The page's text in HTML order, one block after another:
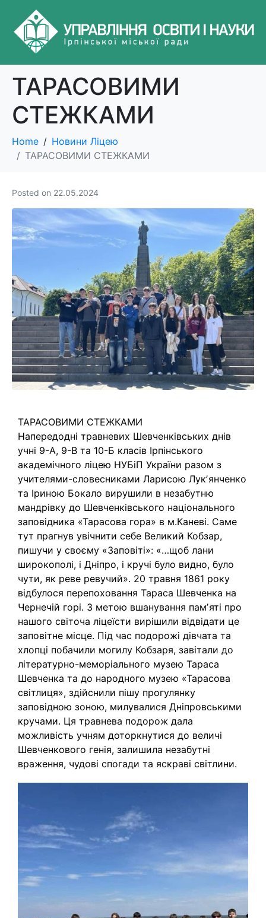
ТАРАСОВИМИ
СТЕЖКАМИ
Home
Новини Ліцею
ТАРАСОВИМИ СТЕЖКАМИ
Posted on 22.05.2024
ТАРАСОВИМИ СТЕЖКАМИ
Напередодні травневих Шевченківських днів
учні 9-А, 9-В та 10-Б класів Ірпінського
академічного ліцею НУБіП України разом з
учителями-словесниками Ларисою Лукʼянченко
та Іриною Бокало вирушили в незабутню
мандрівку до Шевченківського національного
заповідника «Тарасова гора» в м.Каневі. Саме
тут прагнув увічнити себе Великий Кобзар,
пишучи у своєму «Заповіті»: «…щоб лани
широкополі, і Дніпро, і кручі було видно, було
чути, як реве ревучий». 20 травня 1861 року
відбулося перепоховання Тараса Шевченка на
Чернечій горі. З метою вшанування памʼяті про
нашого світоча ліцеїсти вирішили відвідати це
заповітне місце. Під час подорожі дівчата та
хлопці побачили могилу Кобзаря, завітали до
літературно-меморіального музею Тараса
Шевченка та до народного музею «Тарасова
світлиця», здійснили пішу прогулянку
заповідною зоною, милувалися Дніпровськими
кручами. Ця травнева подорож дала
можливість учням доторкнутися до величі
Шевченкового генія, залишила незабутні
враження, чудові спогади та яскраві світлини.